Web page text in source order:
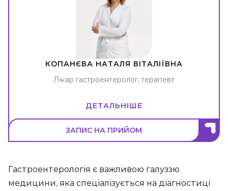
КОПАНЄВА НАТАЛЯ ВІТАЛІЇВНА
Лікар гастроентеролог, терапевт
ДЕТАЛЬНІШЕ
ЗАПИС НА ПРИЙОМ
Гастроентерологія є важливою галуззю
медицини, яка спеціалізується на діагностиці